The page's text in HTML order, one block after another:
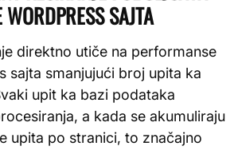
SAJTA
direktno utiče na performanse
sajta smanjujući broj upita ka
upit ka bazi podataka
a kada se akumuliraju
upita po stranici, to značajno